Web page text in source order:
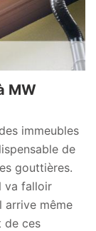
MW
immeubles
de
gouttières.
va falloir
arrive même
de ces